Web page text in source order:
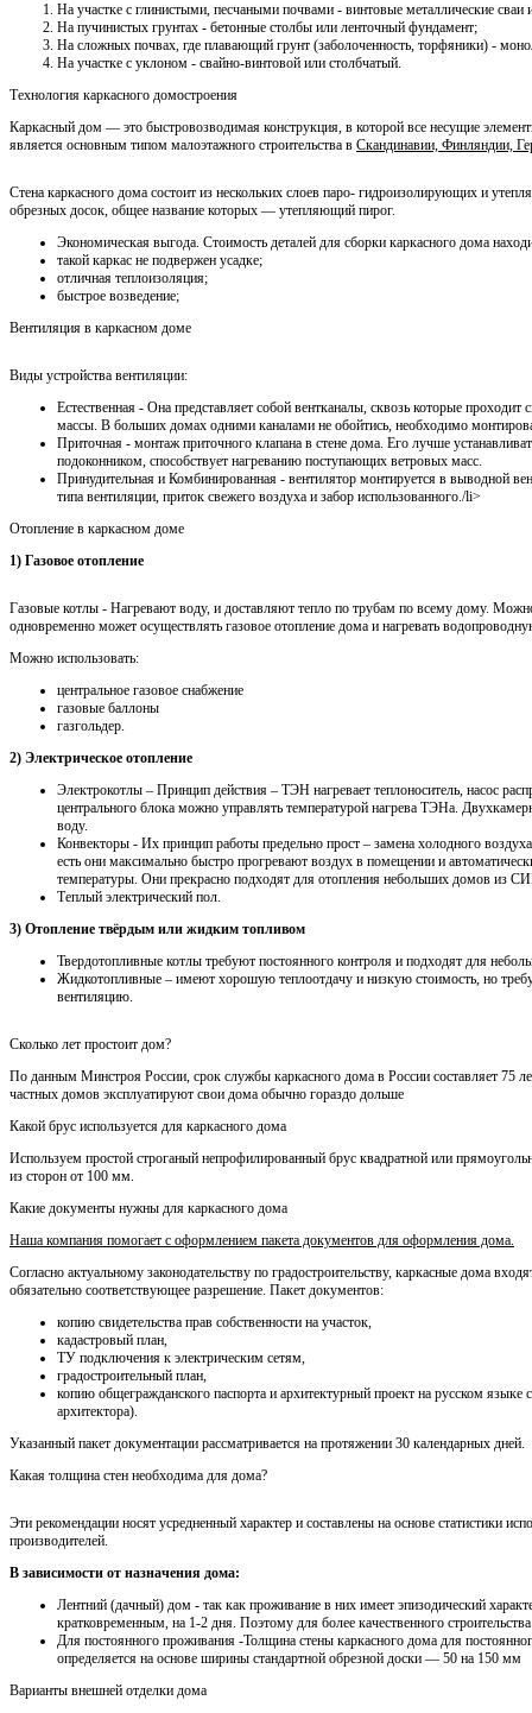
На участке с глинистыми, песчаными почвами - винтовые металлические
На пучинистых грунтах - бетонные столбы или ленточный фундамент;
На сложных почвах, где плавающий грунт (заболоченность, торфяники) -
На участке с уклоном - свайно-винтовой или столбчатый.
Технология каркасного домостроения
Каркасный дом — это быстровозводимая конструкция, в которой все несущие
является основным типом малоэтажного строительства в Скандинавии, Финляндии,
Стена каркасного дома состоит из нескольких слоев паро- гидроизолирующих и
обрезных досок, общее название которых — утепляющий пирог.
Экономическая выгода. Стоимость деталей для сборки каркасного дома
такой каркас не подвержен усадке;
отличная теплоизоляция;
быстрое возведение;
Вентиляция в каркасном доме
Виды устройства вентиляции:
Естественная - Она представляет собой вентканалы, сквозь которые
массы. В больших домах одними каналами не обойтись, необходимо
Приточная - монтаж приточного клапана в стене дома. Его лучше
подоконником, способствует нагреванию поступающих ветровых масс.
Принудительная и Комбинированная - вентилятор монтируется в выводной
типа вентиляции, приток свежего воздуха и забор использованного./li>
Отопление в каркасном доме
1) Газовое отопление
Газовые котлы - Нагревают воду, и доставляют тепло по трубам по всему дому.
одновременно может осуществлять газовое отопление дома и нагревать
Можно использовать:
центральное газовое снабжение
газовые баллоны
газгольдер.
2) Электрическое отопление
Электрокотлы – Принцип действия – ТЭН нагревает теплоноситель, насос
центрального блока можно управлять температурой нагрева ТЭНа.
воду.
Конвекторы - Их принцип работы предельно прост – замена холодного
есть они максимально быстро прогревают воздух в помещении и
температуры. Они прекрасно подходят для отопления небольших домов из
Теплый электрический пол.
3) Отопление твёрдым или жидким топливом
Твердотопливные котлы требуют постоянного контроля и подходят для
Жидкотопливные – имеют хорошую теплоотдачу и низкую стоимость, но
вентиляцию.
Сколько лет простоит дом?
По данным Минстроя России, срок службы каркасного дома в России составляет 75
частных домов эксплуатируют свои дома обычно гораздо дольше
Какой брус используется для каркасного дома
Используем простой строганый непрофилированный брус квадратной или
из сторон от 100 мм.
Какие документы нужны для каркасного дома
Наша компания помогает с оформлением пакета документов для оформления дома.
Согласно актуальному законодательству по градостроительству, каркасные дома
обязательно соответствующее разрешение. Пакет документов:
копию свидетельства прав собственности на участок,
кадастровый план,
ТУ подключения к электрическим сетям,
градостроительный план,
копию общегражданского паспорта и архитектурный проект на русском
архитектора).
Указанный пакет документации рассматривается на протяжении 30 календарных дней.
Какая толщина стен необходима для дома?
Эти рекомендации носят усредненный характер и составлены на основе статистики
производителей.
В зависимости от назначения дома:
Лентний (дачный) дом - так как проживание в них имеет эпизодический
кратковременным, на 1-2 дня. Поэтому для более качественного
Для постоянного проживания -Толщина стены каркасного дома для
определяется на основе ширины стандартной обрезной доски — 50 на 150 мм
Варианты внешней отделки дома